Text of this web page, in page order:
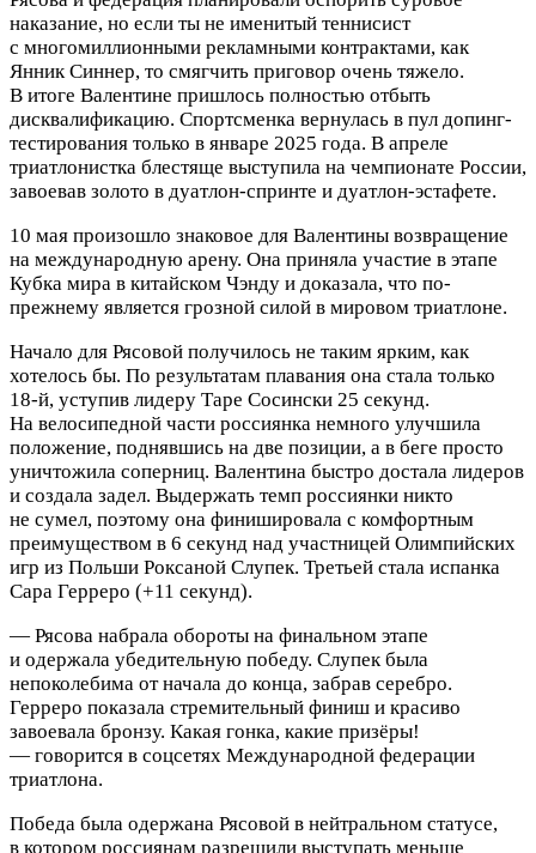
наказание, но если ты не именитый теннисист
с многомиллионными рекламными контрактами, как
Янник Синнер, то смягчить приговор очень тяжело.
В итоге Валентине пришлось полностью отбыть
дисквалификацию. Спортсменка вернулась в пул допинг-
тестирования только в январе 2025 года. В апреле
триатлонистка блестяще выступила на чемпионате России,
завоевав золото в дуатлон-спринте и дуатлон-эстафете.
10 мая произошло знаковое для Валентины возвращение
на международную арену. Она приняла участие в этапе
Кубка мира в китайском Чэнду и доказала, что по-
прежнему является грозной силой в мировом триатлоне.
Начало для Рясовой получилось не таким ярким, как
хотелось бы. По результатам плавания она стала только
18-й, уступив лидеру Таре Сосински 25 секунд.
На велосипедной части россиянка немного улучшила
положение, поднявшись на две позиции, а в беге просто
уничтожила соперниц. Валентина быстро достала лидеров
и создала задел. Выдержать темп россиянки никто
не сумел, поэтому она финишировала с комфортным
преимуществом в 6 секунд над участницей Олимпийских
игр из Польши Роксаной Слупек. Третьей стала испанка
Сара Герреро (+11 секунд).
— Рясова набрала обороты на финальном этапе
и одержала убедительную победу. Слупек была
непоколебима от начала до конца, забрав серебро.
Герреро показала стремительный финиш и красиво
завоевала бронзу. Какая гонка, какие призёры!
— говорится в соцсетях Международной федерации
триатлона.
Победа была одержана Рясовой в нейтральном статусе,
в котором россиянам разрешили выступать меньше